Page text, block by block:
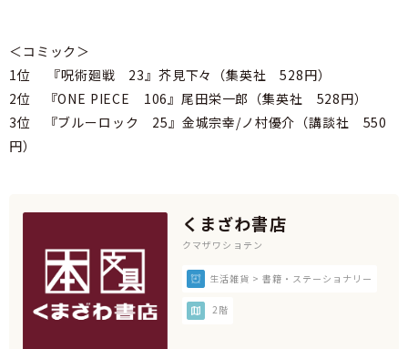
＜コミック＞
1位 『呪術廻戦 23』芥見下々（集英社 528円）
2位 『ONE PIECE 106』尾田栄一郎（集英社 528円）
3位 『ブルーロック 25』金城宗幸/ノ村優介（講談社 550
円）
くまざわ書店
クマザワショテン
生活雑貨 > 書籍・ステーショナリー
2階